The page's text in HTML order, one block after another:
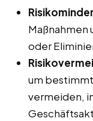
Maßnahmen
oder
um
vermeiden,